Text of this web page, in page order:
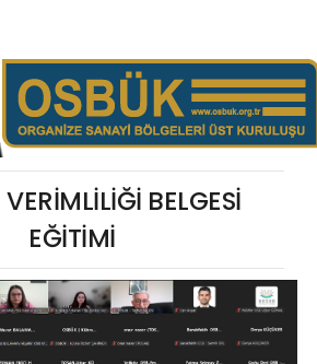
VERİMLİLİĞİ BELGESİ
EĞİTİMİ